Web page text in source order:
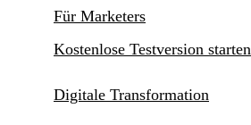
Für Marketers
Kostenlose Testversion starten
Digitale Transformation